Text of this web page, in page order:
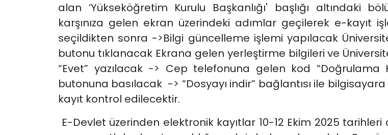
alan ‘Yükseköğretim Kurulu Başkanlığı' başlığı altındaki
karşınıza gelen ekran üzerindeki adımlar geçilerek e-kayıt
seçildikten sonra ->Bilgi güncelleme işlemi yapılacak
butonu tıklanacak Ekrana gelen yerleştirme bilgileri ve
“Evet” yazılacak -> Cep telefonuna gelen kod “Doğrulama
butonuna basılacak -> “Dosyayı indir” bağlantısı ile
kayıt kontrol edilecektir.
E-Devlet üzerinden elektronik kayıtlar 10-12 Ekim 2025